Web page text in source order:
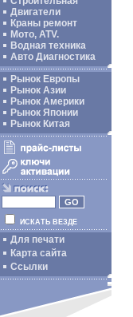
Двигатели
Краны ремонт
Мото, ATV.
Водная техника
Авто Диагностика
Рынок Европы
Рынок Азии
Рынок Америки
Рынок Японии
Рынок Китая
ИСКАТЬ ВЕЗДЕ
Для печати
Карта сайта
Ссылки